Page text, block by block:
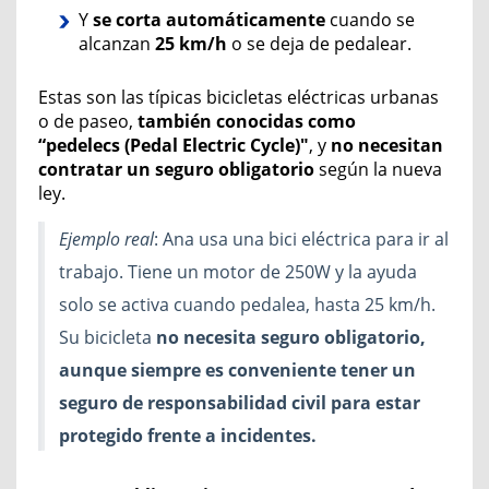
Yse corta automáticamente cuando se
alcanzan 25 km/h o se deja de pedalear.
Estas son las típicas bicicletas eléctricas urbanas
o de paseo, también conocidas como
“pedelecs(Pedal Electric Cycle)", y no necesitan
contratar un seguro obligatoriosegún la nueva
ley.
Ejemplo real: Ana usa una bici eléctrica para ir al
trabajo. Tiene un motor de 250W y la ayuda
solo se activa cuando pedalea, hasta 25 km/h.
Su bicicleta no necesita seguro obligatorio,
aunque siempre es convenientetener un
seguro de responsabilidad civil para estar
protegido frente a incidentes.